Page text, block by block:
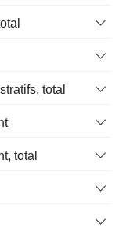
total
total